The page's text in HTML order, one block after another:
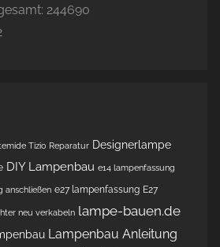
244690
Tizio Reparatur Designerlampe
DIY Lampenbau e14 lampenfassung
anschließen e27 lampenfassung E27
neu verkabeln lampe-bauen.de
Lampenbau Anleitung